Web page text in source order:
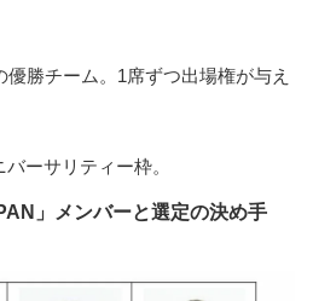
勝チーム。1席ずつ出場権が与え
ーサリティー枠。
」メンバーと選定の決め手